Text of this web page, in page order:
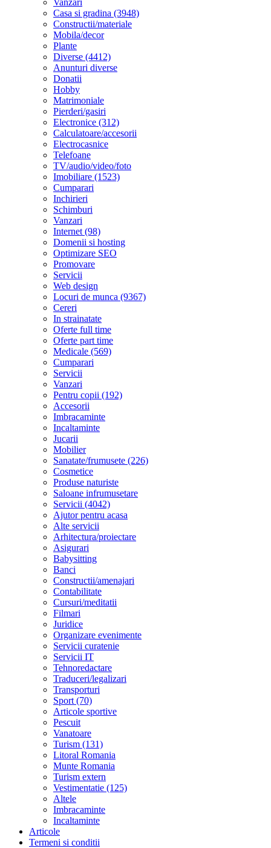
Casa si gradina (3948)
Constructii/materiale
Mobila/decor
Plante
Diverse (4412)
Anunturi diverse
Donatii
Hobby
Matrimoniale
Pierderi/gasiri
Electronice (312)
Calculatoare/accesorii
Electrocasnice
Telefoane
TV/audio/video/foto
Imobiliare (1523)
Cumparari
Inchirieri
Schimburi
Vanzari
Internet (98)
Domenii si hosting
Optimizare SEO
Promovare
Servicii
Web design
Locuri de munca (9367)
Cereri
In strainatate
Oferte full time
Oferte part time
Medicale (569)
Cumparari
Servicii
Vanzari
Pentru copii (192)
Accesorii
Imbracaminte
Incaltaminte
Jucarii
Mobilier
Sanatate/frumusete (226)
Cosmetice
Produse naturiste
Saloane infrumusetare
Servicii (4042)
Ajutor pentru acasa
Alte servicii
Arhitectura/proiectare
Asigurari
Babysitting
Banci
Constructii/amenajari
Contabilitate
Cursuri/meditatii
Filmari
Juridice
Organizare evenimente
Servicii curatenie
Servicii IT
Tehnoredactare
Traduceri/legalizari
Transporturi
Sport (70)
Articole sportive
Pescuit
Vanatoare
Turism (131)
Litoral Romania
Munte Romania
Turism extern
Vestimentatie (125)
Altele
Imbracaminte
Incaltaminte
Articole
Termeni si conditii